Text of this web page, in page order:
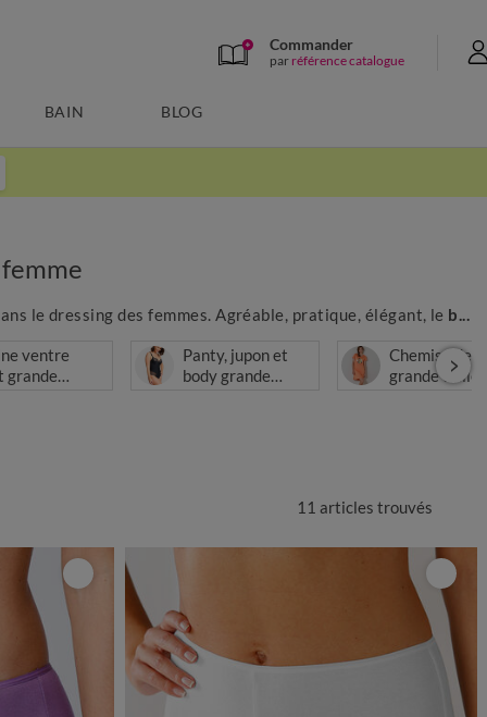
Commander
par référence catalogue
BAIN BLOG
le dressing des femmes. Agréable, pratique, élégant, le b...
ventre
grande
Panty, jupon et
body grande
Chemise de
grande taille
11 articles trouvés